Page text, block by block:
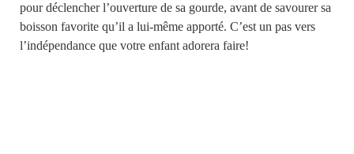
pour déclencher l’ouverture de sa gourde, avant de savourer sa
boisson favorite qu’il a lui-même apporté. C’est un pas vers
l’indépendance que votre enfant adorera faire!